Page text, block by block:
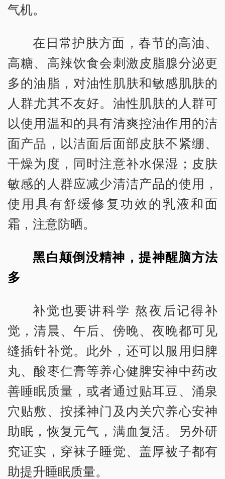
气机。
在日常护肤方面，春节的高油、
高糖、高辣饮食会刺激皮脂腺分泌更
多的油脂，对油性肌肤和敏感肌肤的
人群尤其不友好。油性肌肤的人群可
以使用温和的具有清爽控油作用的洁
面产品，以洁面后面部皮肤不紧绷、
干燥为度，同时注意补水保湿；皮肤
敏感的人群应减少清洁产品的使用，
使用具有舒缓修复功效的乳液和面
霜，注意防晒。
黑白颠倒没精神，提神醒脑方法
多
补觉也要讲科学 熬夜后记得补
觉，清晨、午后、傍晚、夜晚都可见
缝插针补觉。此外，还可以服用归脾
丸、酸枣仁膏等养心健脾安神中药改
善睡眠质量，或者通过贴耳豆、涌泉
穴贴敷、按揉神门及内关穴养心安神
助眠，恢复元气，满血复活。另外研
究证实，穿袜子睡觉、盖厚被子都有
助提升睡眠质量。